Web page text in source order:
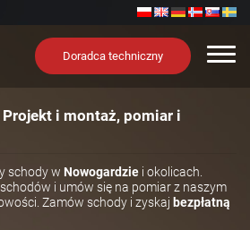
Doradca techniczny
i montaż, pomiar i
schody w Nowogardzie i okolicach.
i umów się na pomiar z naszym
Zamów schody i zyskaj bezpłatną